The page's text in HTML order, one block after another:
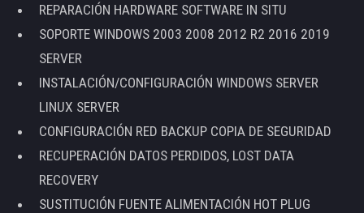
REPARACIÓN HARDWARE SOFTWARE IN SITU
SOPORTE WINDOWS 2003 2008 2012 R2 2016 2019
SERVER
INSTALACIÓN/CONFIGURACIÓN WINDOWS SERVER
LINUX SERVER
CONFIGURACIÓN RED BACKUP COPIA DE SEGURIDAD
RECUPERACIÓN DATOS PERDIDOS, LOST DATA
RECOVERY
SUSTITUCIÓN FUENTE ALIMENTACIÓN HOT PLUG